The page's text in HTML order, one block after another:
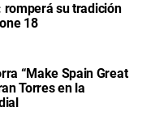
su tradición
18
“Make Spain Great
Torres en la